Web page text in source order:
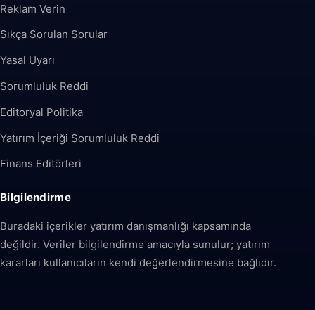
Reklam Verin
Sıkça Sorulan Sorular
Yasal Uyarı
Sorumluluk Reddi
Editoryal Politika
Yatırım İçeriği Sorumluluk Reddi
Finans Editörleri
Bilgilendirme
Buradaki içerikler yatırım danışmanlığı kapsamında
değildir. Veriler bilgilendirme amacıyla sunulur; yatırım
kararları kullanıcıların kendi değerlendirmesine bağlıdır.